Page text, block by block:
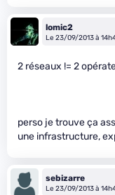
lomic2
Le 23/09/2013 à
2 réseaux != 2
perso je trouve ça
une infrastructure,
sebizarre
Le 23/09/2013 à